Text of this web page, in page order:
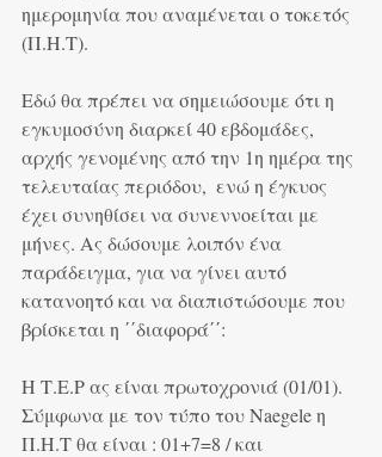
ημερομηνία που αναμένεται ο τοκετός
(Π.Η.Τ).
Εδώ θα πρέπει να σημειώσουμε ότι η
εγκυμοσύνη διαρκεί 40 εβδομάδες,
αρχής γενομένης από την 1η ημέρα της
τελευταίας περιόδου,  ενώ η έγκυος
έχει συνηθίσει να συνεννοείται με
μήνες. Ας δώσουμε λοιπόν ένα
παράδειγμα, για να γίνει αυτό
κατανοητό και να διαπιστώσουμε που
βρίσκεται η ΄΄διαφορά΄΄:
Η Τ.Ε.Ρ ας είναι πρωτοχρονιά (01/01).
Σύμφωνα με τον τύπο του Naegele η
Π.Η.Τ θα είναι : 01+7=8 / και